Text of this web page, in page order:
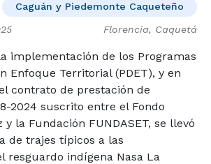
Caguán y Piedemonte Caqueteño
Florencia, Caquetá
implementación de los Programas
Enfoque Territorial (PDET), y en
contrato de prestación de
2024 suscrito entre el Fondo
y la Fundación FUNDASET, se llevó
de trajes típicos a las
resguardo indígena Nasa La